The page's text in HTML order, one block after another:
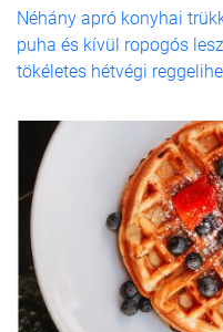
Néhány apró konyhai
puha és kívül ropogós
tökéletes hétvégi